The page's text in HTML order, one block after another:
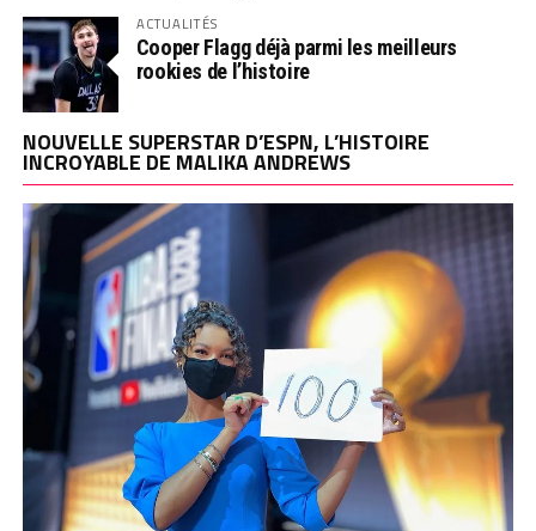
ACTUALITÉS
Cooper Flagg déjà parmi les meilleurs
rookies de l’histoire
NOUVELLE SUPERSTAR D’ESPN, L’HISTOIRE
INCROYABLE DE MALIKA ANDREWS